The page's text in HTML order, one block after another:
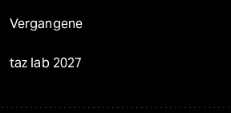
Vergangene
taz lab 2027